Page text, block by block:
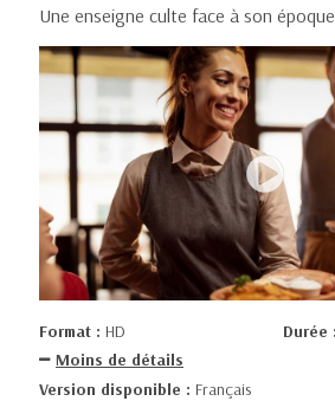
Une enseigne culte face à son époque
Format : HD Durée :
Moins de détails
Version disponible : Français